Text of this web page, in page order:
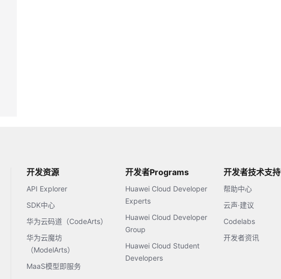
开发资源
API Explorer
SDK中心
华为云码道（CodeArts）
华为云魔坊
（ModelArts）
MaaS模型即服务
开发者Programs
Huawei Cloud Developer
Experts
Huawei Cloud Developer
Group
Huawei Cloud Student
Developers
开发者技术支持
帮助中心
云声·建议
Codelabs
开发者资讯